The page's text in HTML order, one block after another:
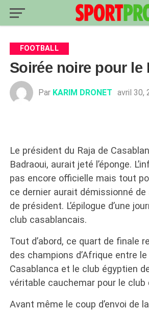
FOOTBALL
Soirée noire pour le
Par KARIM DRONET avril 30,
Le président du Raja de
Badraoui, aurait jeté l’éponge.
pas encore officielle mais tout
ce dernier aurait démissionné
de président. L’épilogue d’une
club casablancais.
Tout d’abord, ce quart de finale
des champions d’Afrique entre le
Casablanca et le club égyptien
véritable cauchemar pour le club
Avant même le coup d’envoi de